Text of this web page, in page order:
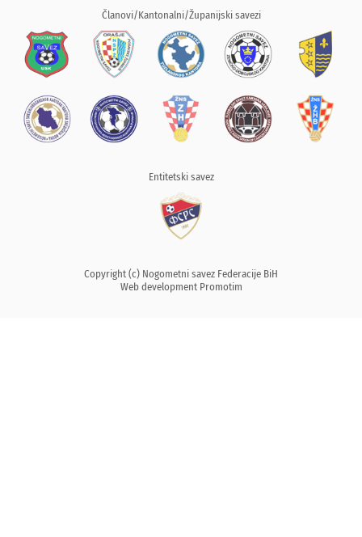
Članovi/Kantonalni/Županijski savezi
Entitetski savez
Copyright (c) Nogometni savez Federacije BiH
Web development Promotim